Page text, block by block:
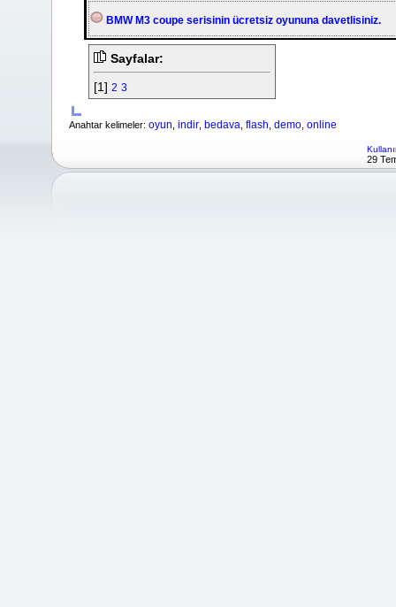
BMW M3 coupe serisinin ücretsiz oyununa davetlisiniz.
Sayfalar:
[1] 2 3
Anahtar kelimeler: oyun indir bedava flash demo online
29